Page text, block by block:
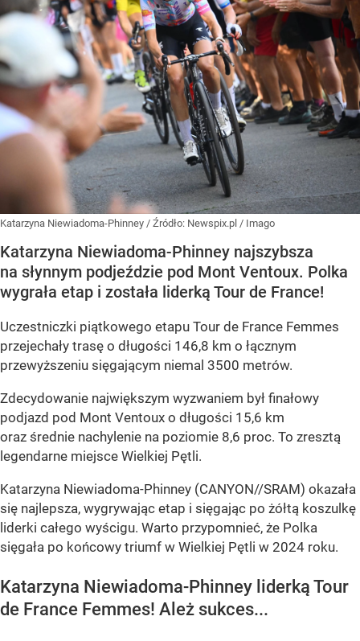
Katarzyna Niewiadoma-Phinney / Źródło: Newspix.pl / Imago
Katarzyna Niewiadoma-Phinney najszybsza
na słynnym podjeździe pod Mont Ventoux. Polka
wygrała etap i została liderką Tour de France!
Uczestniczki piątkowego etapu Tour de France Femmes
przejechały trasę o długości 146,8 km o łącznym
przewyższeniu sięgającym niemal 3500 metrów.
Zdecydowanie największym wyzwaniem był finałowy
podjazd pod Mont Ventoux o długości 15,6 km
oraz średnie nachylenie na poziomie 8,6 proc. To zresztą
legendarne miejsce Wielkiej Pętli.
Katarzyna Niewiadoma-Phinney (CANYON//SRAM) okazała
się najlepsza, wygrywając etap i sięgając po żółtą koszulkę
liderki całego wyścigu. Warto przypomnieć, że Polka
sięgała po końcowy triumf w Wielkiej Pętli w 2024 roku.
Katarzyna Niewiadoma-Phinney liderką Tour
de France Femmes! Ależ sukces...